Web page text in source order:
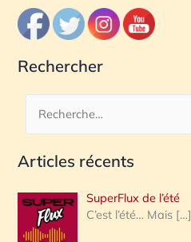
Rechercher
c
e
r
Articles récents
SuperFlux de l’été
C’est l’été… Mais […]